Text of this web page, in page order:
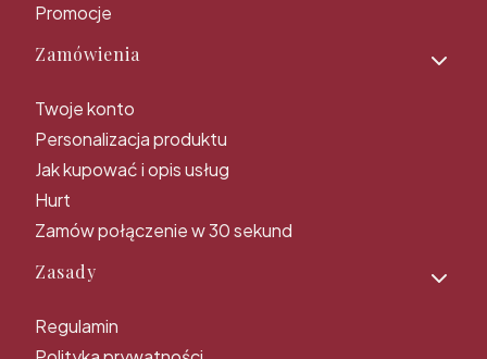
Promocje
Zamówienia
Twoje konto
Personalizacja produktu
Jak kupować i opis usług
Hurt
Zamów połączenie w 30 sekund
Zasady
Regulamin